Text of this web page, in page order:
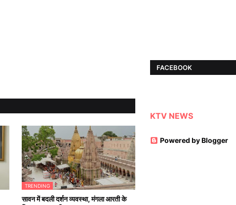
TRENDING
सावन में बदली दर्शन व्यवस्था, मंगला आरती के
FACEBOOK
KTV NEWS
Powered by Blogger